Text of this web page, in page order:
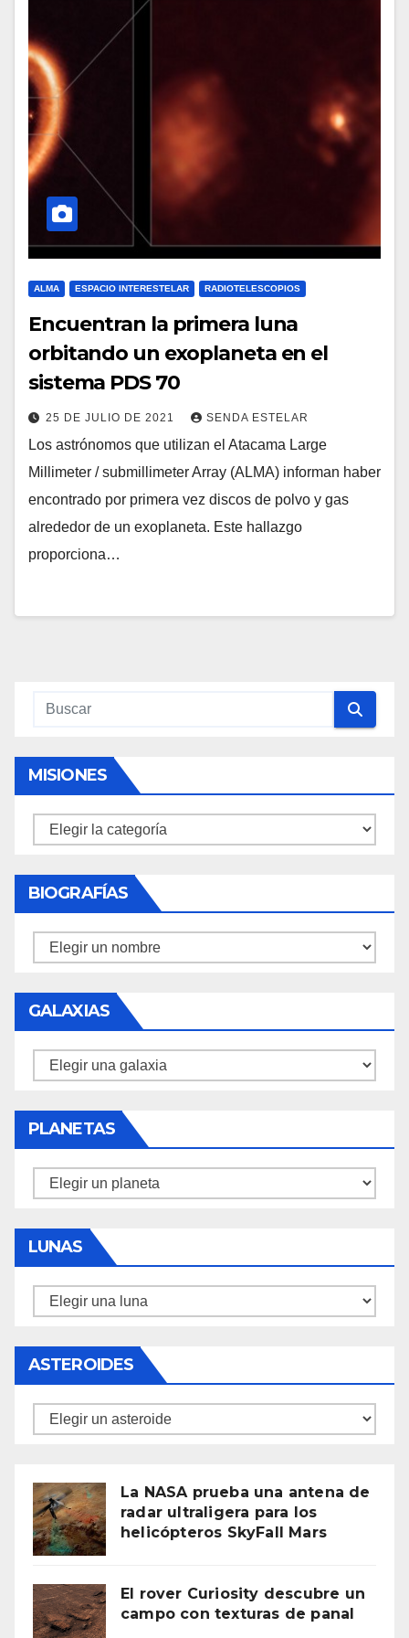
ALMA ESPACIO INTERESTELAR RADIOTELESCOPIOS
Encuentran la primera luna
orbitando un exoplaneta en el
sistema PDS 70
25 DE JULIO DE 2021 SENDA ESTELAR
Los astrónomos que utilizan el Atacama Large
Millimeter / submillimeter Array (ALMA) informan haber
encontrado por primera vez discos de polvo y gas
alrededor de un exoplaneta. Este hallazgo
proporciona…
MISIONES
Misiones
BIOGRAFÍAS
Biografías
GALAXIAS
Galaxias
PLANETAS
Planetas
LUNAS
Lunas
ASTEROIDES
Asteroides
La NASA prueba una antena de
radar ultraligera para los
helicópteros SkyFall Mars
El rover Curiosity descubre un
campo con texturas de panal